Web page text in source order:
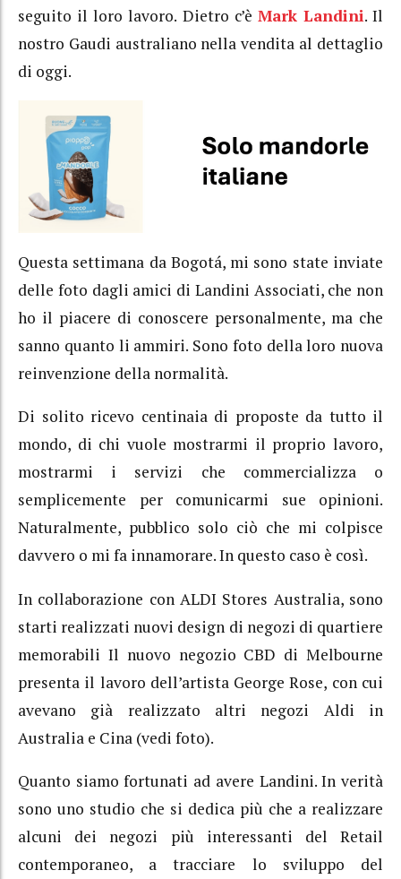
seguito il loro lavoro. Dietro c’è Mark Landini. Il
nostro Gaudi australiano nella vendita al dettaglio
di oggi.
Questa settimana da Bogotá, mi sono state inviate
delle foto dagli amici di Landini Associati, che non
ho il piacere di conoscere personalmente, ma che
sanno quanto li ammiri. Sono foto della loro nuova
reinvenzione della normalità.
Di solito ricevo centinaia di proposte da tutto il
mondo, di chi vuole mostrarmi il proprio lavoro,
mostrarmi i servizi che commercializza o
semplicemente per comunicarmi sue opinioni.
Naturalmente, pubblico solo ciò che mi colpisce
davvero o mi fa innamorare. In questo caso è così.
In collaborazione con ALDI Stores Australia, sono
starti realizzati nuovi design di negozi di quartiere
memorabili Il nuovo negozio CBD di Melbourne
presenta il lavoro dell’artista George Rose, con cui
avevano già realizzato altri negozi Aldi in
Australia e Cina (vedi foto).
Quanto siamo fortunati ad avere Landini. In verità
sono uno studio che si dedica più che a realizzare
alcuni dei negozi più interessanti del Retail
contemporaneo, a tracciare lo sviluppo del